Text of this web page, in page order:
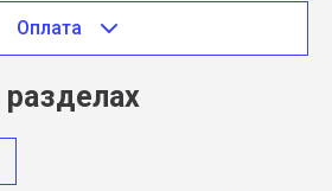
Оплата
разделах